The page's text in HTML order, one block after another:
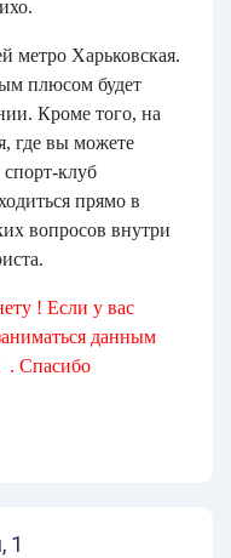
метро Харьковская.
плюсом будет
Кроме того, на
где вы можете
клуб
прямо в
вопросов внутри
! Если у вас
данным
. Спасибо
1